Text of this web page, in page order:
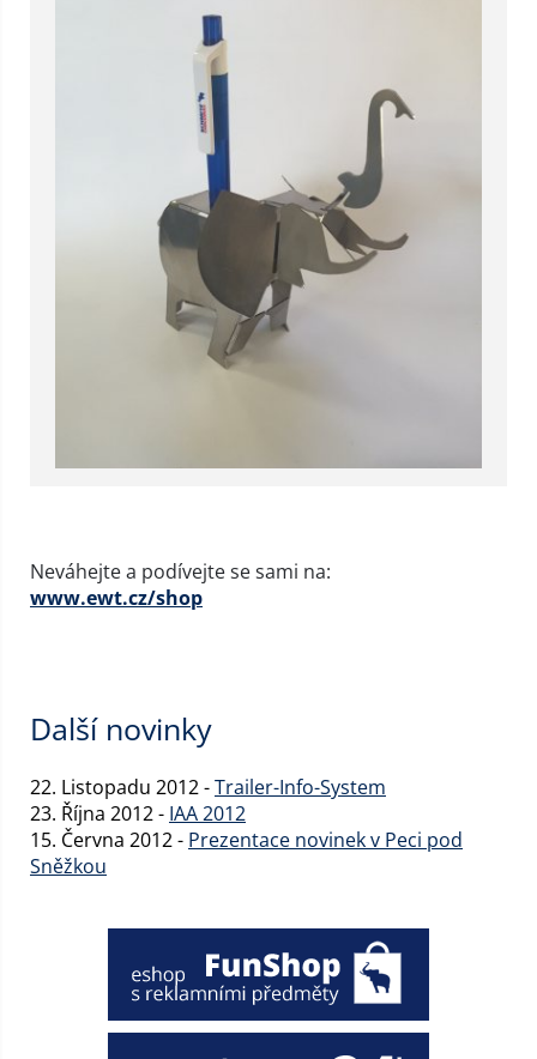
Neváhejte a podívejte se sami na:
www.ewt.cz/shop
Další novinky
22. Listopadu 2012 -Trailer-Info-System
23. Října 2012 - IAA 2012
15. Června 2012 - Prezentace novinek v Peci pod
Sněžkou